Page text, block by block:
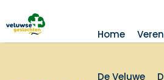
Home
De Veluwe